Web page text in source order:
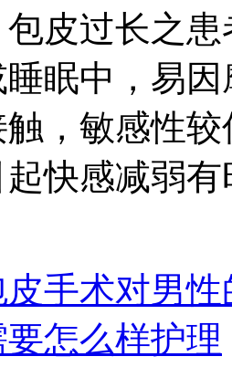
包皮过长之
眠中，易
，敏感性
快感减弱
皮手术对男
怎么样护理